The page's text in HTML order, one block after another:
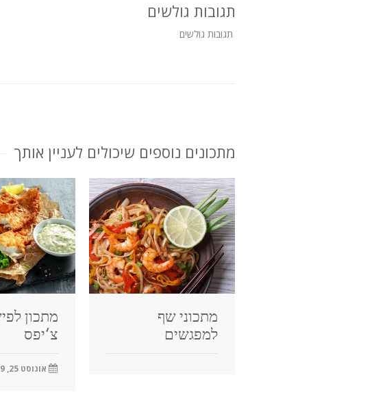
תגובות גולשים
תגובות גולשים
מתכונים נוספים שיכולים לעניין אותך
מתכון
צ‘יפס
אוגוסט 25, 2019
מתכוני שף
למפגשים